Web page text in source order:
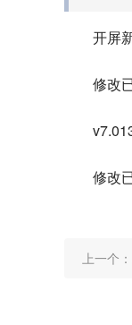
开屏
修改
修改
上一个：